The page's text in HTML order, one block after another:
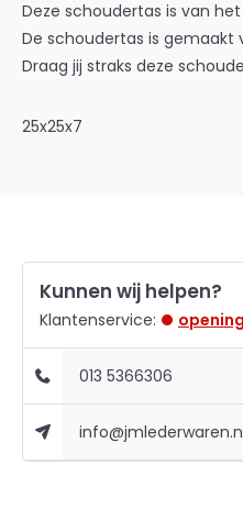
Deze schoudertas is van
De schoudertas is gemaakt
Draag jij straks deze
25x25x7
Kunnen wij helpen?
Klantenservice:
013 5366306